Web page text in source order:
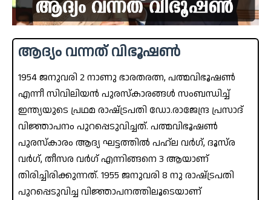
ആദ്യം വന്നത് വിഭൂഷൺ
1954 ജനുവരി 2 നാണു ഭാരതരത്ന, പത്മവിഭൂഷൺ
എന്നീ സിവിലിയൻ പുരസ്‌കാരങ്ങൾ സംബന്ധിച്ച്
ഇന്ത്യയുടെ പ്രഥമ രാഷ്‌ട്രപതി ഡോ.രാജേന്ദ്ര പ്രസാദ്
വിജ്ഞാപനം പുറപ്പെടുവിച്ചത്. പത്മവിഭൂഷൺ
പുരസ്‌കാരം ആദ്യ ഘട്ടത്തിൽ പഹ്ല വർഗ്, ദൂസ്‌ര
വർഗ്, തീസര വർഗ് എന്നിങ്ങനെ 3 ആയാണ്
തിരിച്ചിരിക്കുന്നത്. 1955 ജനുവരി 8 നു രാഷ്‌ട്രപതി
പുറപ്പെടുവിച്ച വിജ്ഞാപനത്തിലൂടെയാണ്